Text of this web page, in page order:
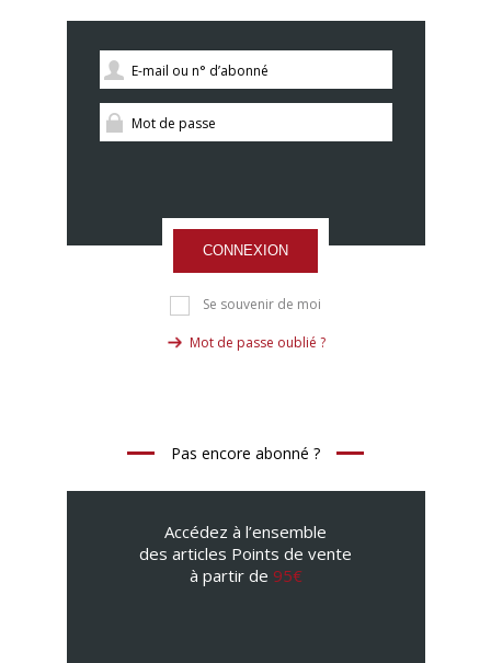
CONNEXION
Se souvenir de moi
Mot de passe oublié ?
Pas encore abonné ?
Accédez à l’ensemble
des articles Points de vente
à partir de 95€